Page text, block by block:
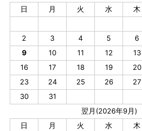
日
月 火 水 木
2
3 4 5 6
9
10 11 12 13
16
17 18 19 20
23
24 25 26 27
30
31
翌月(2026年9月)
日
月 火 水 木